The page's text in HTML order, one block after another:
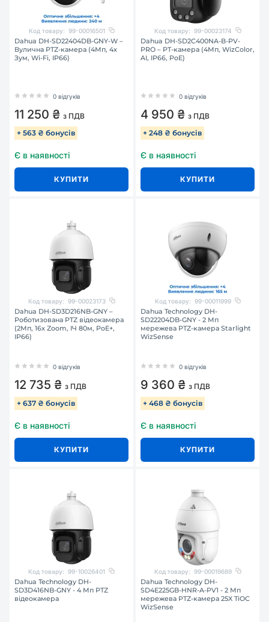
Код товару: 99-00016501
Dahua DH-SD22404DB-GNY-W –
Вулична PTZ-камера (4Мп, 4x
Зум, Wi-Fi, IP66)
0 відгуків
11 250 ₴ з ПДВ
+ 563 ₴ бонусів
Є в наявності
КУПИТИ
Код товару: 99-00023174
Dahua DH-SD2C400NA-B-PV-
PRO – PT-камера (4Мп, WizColor,
AI, IP66, PoE)
0 відгуків
4 950 ₴ з ПДВ
+ 248 ₴ бонусів
Є в наявності
КУПИТИ
Код товару: 99-00023173
Dahua DH-SD3D216NB-GNY –
Роботизована PTZ відеокамера
(2Мп, 16x Zoom, ІЧ 80м, PoE+,
IP66)
0 відгуків
12 735 ₴ з ПДВ
+ 637 ₴ бонусів
Є в наявності
КУПИТИ
Код товару: 99-00011999
Dahua Technology DH-
SD22204DB-GNY - 2 Мп
мережева PTZ-камера Starlight
WizSense
0 відгуків
9 360 ₴ з ПДВ
+ 468 ₴ бонусів
Є в наявності
КУПИТИ
Код товару: 99-10026401
Dahua Technology DH-
SD3D416NB-GNY - 4 Мп PTZ
відеокамера
Код товару: 99-00019689
Dahua Technology DH-
SD4E225GB-HNR-A-PV1 - 2 Мп
мережева PTZ-камера 25X TiOC
WizSense